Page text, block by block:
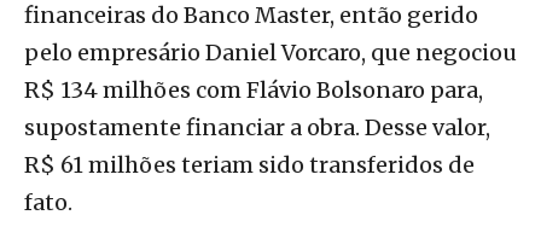
financeiras do Banco Master, então gerido
pelo empresário Daniel Vorcaro, que negociou
R$ 134 milhões com Flávio Bolsonaro para,
supostamente financiar a obra. Desse valor,
R$ 61 milhões teriam sido transferidos de
fato.